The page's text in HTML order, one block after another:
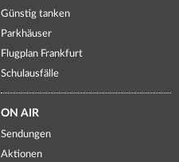
Günstig tanken
Parkhäuser
Flugplan Frankfurt
Schulausfälle
ON AIR
Sendungen
Aktionen